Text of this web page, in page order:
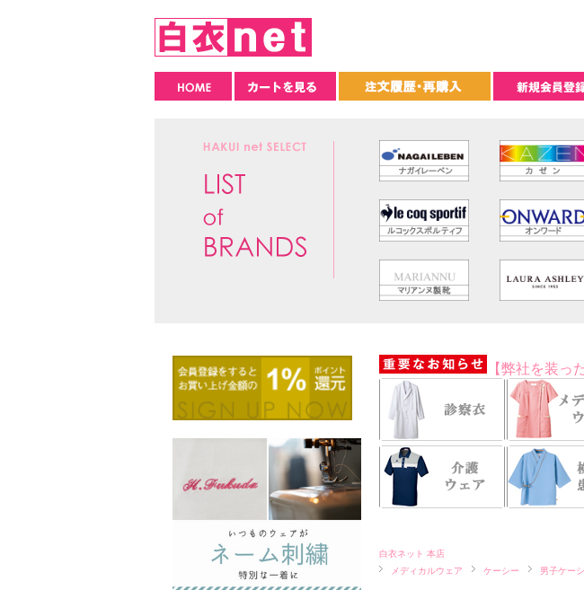
【弊社を装っ
白衣ネット 本店
メディカルウェア
ケーシー 男子ケー